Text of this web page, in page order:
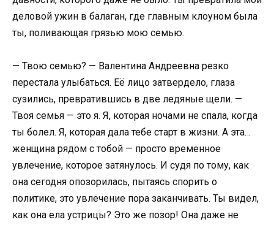
деловой ужин в балаган, где главным клоуном была
ты, поливающая грязью мою семью.
— Твою семью? — Валентина Андреевна резко
перестала улыбаться. Её лицо затвердело, глаза
сузились, превратившись в две ледяные щели. —
Твоя семья — это я. Я, которая ночами не спала, когда
ты болел. Я, которая дала тебе старт в жизни. А эта…
женщина рядом с тобой — просто временное
увлечение, которое затянулось. И судя по тому, как
она сегодня опозорилась, пытаясь спорить о
политике, это увлечение пора заканчивать. Ты видел,
как она ела устрицы? Это же позор! Она даже не